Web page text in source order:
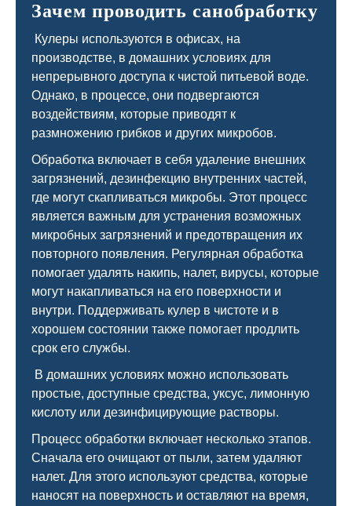
Зачем проводить санобработку
Кулеры используются в офисах, на
производстве, в домашних условиях для
непрерывного доступа к чистой питьевой воде.
Однако, в процессе, они подвергаются
воздействиям, которые приводят к
размножению грибков и других микробов.
Обработка включает в себя удаление внешних
загрязнений, дезинфекцию внутренних частей,
где могут скапливаться микробы. Этот процесс
является важным для устранения возможных
микробных загрязнений и предотвращения их
повторного появления. Регулярная обработка
помогает удалять накипь, налет, вирусы, которые
могут накапливаться на его поверхности и
внутри. Поддерживать кулер в чистоте и в
хорошем состоянии также помогает продлить
срок его службы.
В домашних условиях можно использовать
простые, доступные средства, уксус, лимонную
кислоту или дезинфицирующие растворы.
Процесс обработки включает несколько этапов.
Сначала его очищают от пыли, затем удаляют
налет. Для этого используют средства, которые
наносят на поверхность и оставляют на время,